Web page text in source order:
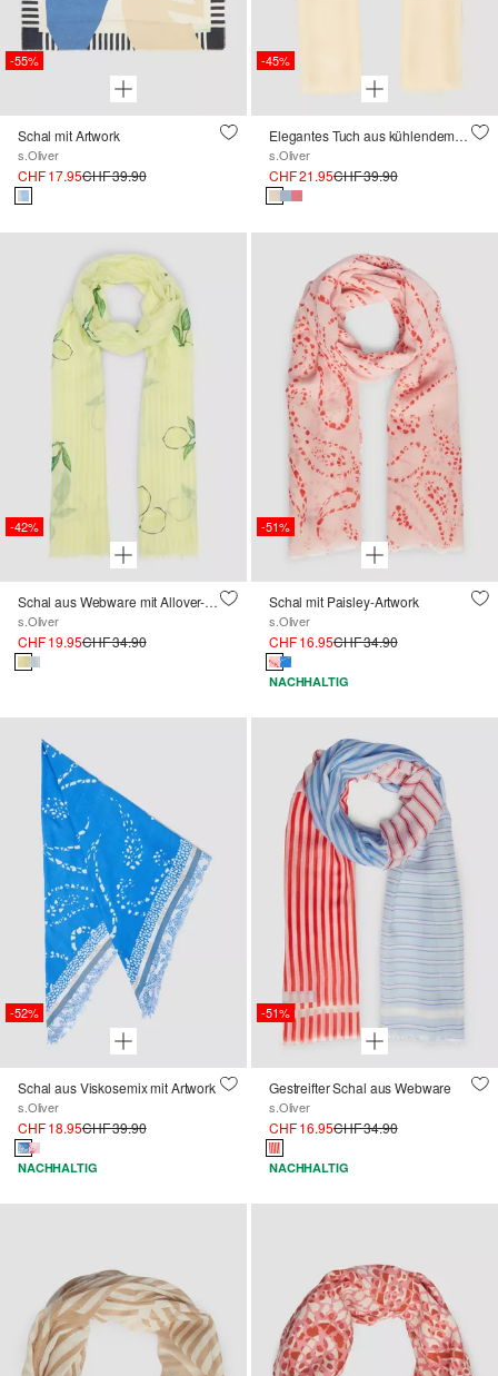
-55%
Schal mit Artwork
s.Oliver
CHF 17.95CHF 39.90
-45%
Elegantes Tuch aus kühlendem Seidenmix
s.Oliver
CHF 21.95CHF 39.90
-42%
Schal aus Webware mit Allover-Muster
s.Oliver
CHF 19.95CHF 34.90
-51%
Schal mit Paisley-Artwork
s.Oliver
CHF 16.95CHF 34.90
NACHHALTIG
-52%
Schal aus Viskosemix mit Artwork
s.Oliver
CHF 18.95CHF 39.90
NACHHALTIG
-51%
Gestreifter Schal aus Webware
s.Oliver
CHF 16.95CHF 34.90
NACHHALTIG